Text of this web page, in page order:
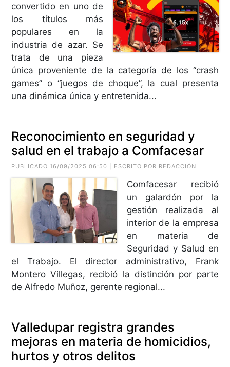
convertido en uno de
los títulos más
populares en la
industria de azar. Se
trata de una pieza
única proveniente de la categoría de los “crash
games” o “juegos de choque”, la cual presenta
una dinámica única y entretenida...
Reconocimiento en seguridad y
salud en el trabajo a Comfacesar
PUBLICADO 16/09/2025 06:50 | ESCRITO POR REDACCIÓN
Comfacesar recibió
un galardón por la
gestión realizada al
interior de la empresa
en materia de
Seguridad y Salud en
el Trabajo. El director administrativo, Frank
Montero Villegas, recibió la distinción por parte
de Alfredo Muñoz, gerente regional...
Valledupar registra grandes
mejoras en materia de homicidios,
hurtos y otros delitos